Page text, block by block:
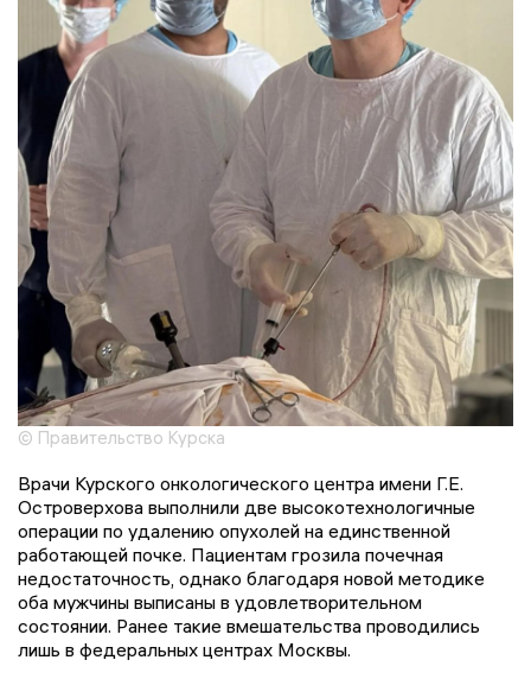
© Правительство Курска
Врачи Курского онкологического центра имени Г.Е.
Островерхова выполнили две высокотехнологичные
операции по удалению опухолей на единственной
работающей почке. Пациентам грозила почечная
недостаточность, однако благодаря новой методике
оба мужчины выписаны в удовлетворительном
состоянии. Ранее такие вмешательства проводились
лишь в федеральных центрах Москвы.